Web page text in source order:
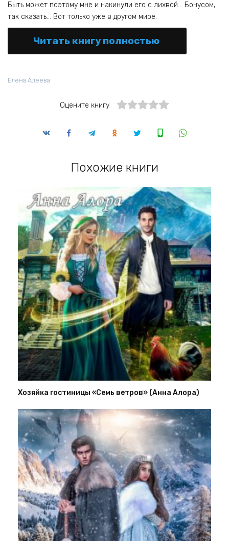
Быть может поэтому мне и накинули его с лихвой… Бонусом,
так сказать… Вот только уже в другом мире.
Читать книгу полностью
Елена Алеева
Оцените книгу
Похожие книги
Хозяйка гостиницы «Семь ветров» (Анна Алора)